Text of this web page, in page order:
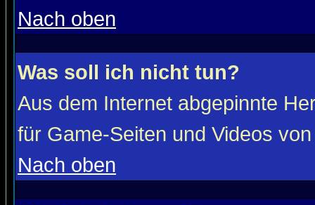
Nach oben
Was soll ich nicht tun?
Aus dem Internet abgepinnte
für Game-Seiten und Videos
Nach oben